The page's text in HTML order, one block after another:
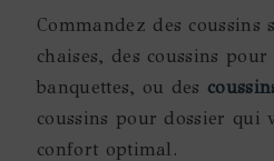
Commandez des coussins
chaises, des coussins pour
banquettes, ou des
coussins pour dossier qui
confort optimal.